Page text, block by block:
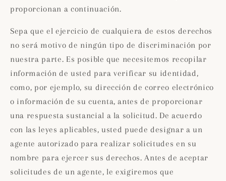
proporcionan a continuación.
Sepa que el ejercicio de cualquiera de estos derechos
no será motivo de ningún tipo de discriminación por
nuestra parte. Es posible que necesitemos recopilar
información de usted para verificar su identidad,
como, por ejemplo, su dirección de correo electrónico
o información de su cuenta, antes de proporcionar
una respuesta sustancial a la solicitud. De acuerdo
con las leyes aplicables, usted puede designar a un
agente autorizado para realizar solicitudes en su
nombre para ejercer sus derechos. Antes de aceptar
solicitudes de un agente, le exigiremos que